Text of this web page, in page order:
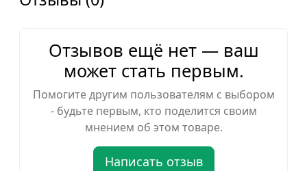
Отзывов ещё нет — ваш
может стать первым.
Помогите другим пользователям с выбором
- будьте первым, кто поделится своим
мнением об этом товаре.
Написать отзыв